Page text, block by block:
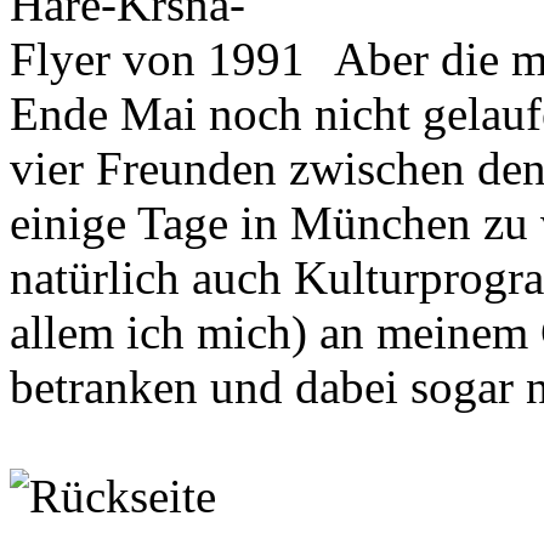
Aber die
Ende Mai noch nicht
vier Freunden zwischen
einige Tage in München
natürlich auch
allem ich mich) an
betranken und dabei sogar